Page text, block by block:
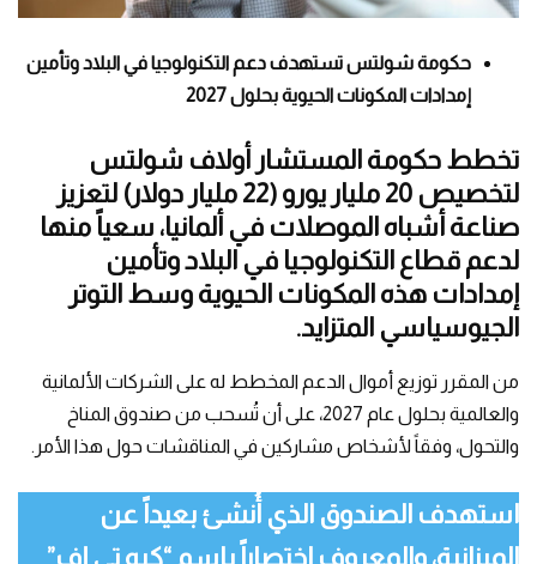
حكومة شولتس تستهدف دعم التكنولوجيا في البلاد وتأمين
إمدادات المكونات الحيوية بحلول 2027
تخطط حكومة المستشار أولاف شولتس
لتخصيص 20 مليار يورو (22 مليار دولار) لتعزيز
صناعة أشباه الموصلات في ألمانيا، سعياً منها
لدعم قطاع التكنولوجيا في البلاد وتأمين
إمدادات هذه المكونات الحيوية وسط التوتر
الجيوسياسي المتزايد.
من المقرر توزيع أموال الدعم المخطط له على الشركات الألمانية
والعالمية بحلول عام 2027، على أن تُسحب من صندوق المناخ
والتحول، وفقاً لأشخاص مشاركين في المناقشات حول هذا الأمر.
استهدف الصندوق الذي أُنشئ بعيداً عن
الميزانية، والمعروف اختصاراً باسم “كيه تي إف”